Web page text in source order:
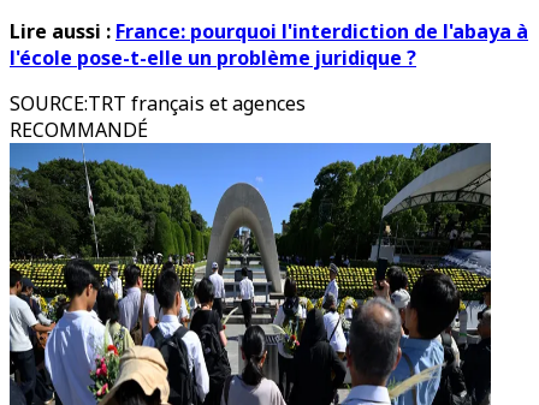
Lire aussi : France: pourquoi l'interdiction de l'abaya à
l'école pose-t-elle un problème juridique ?
SOURCE:TRT français et agences
RECOMMANDÉ